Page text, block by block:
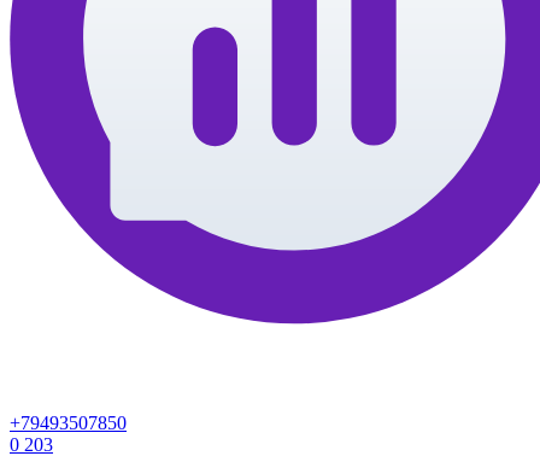
+79493507850
0 203